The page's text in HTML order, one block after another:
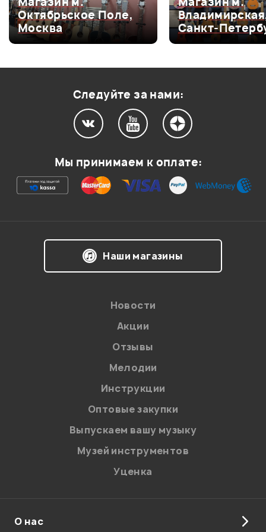
Оценка4
0
Оценка3
0
Ваша оценка:
на обработку персональных данных в
Политикой в отношении обработки
персональных данных.
Введите проверочное число:
Отправить
Октябрьское Поле,
Москва
Санкт-
Следуйте за нами:
Мы принимаем к оплате:
Наши магазины
Новости
Акции
Отзывы
Мелодии
Инструкции
Оптовые закупки
Выпускаем вашу музыку
Музей инструментов
Уценка
О нас